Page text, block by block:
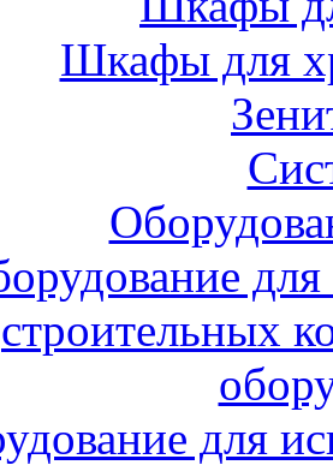
Шкафы для
строительных
для